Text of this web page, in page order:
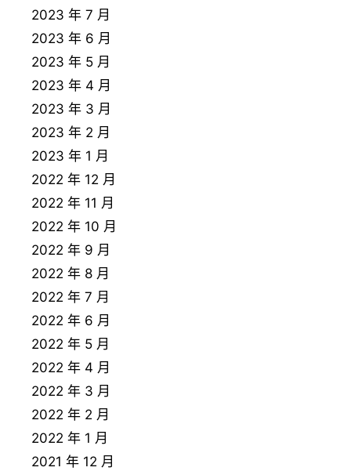
2023 年 7 月
2023 年 6 月
2023 年 5 月
2023 年 4 月
2023 年 3 月
2023 年 2 月
2023 年 1 月
2022 年 12 月
2022 年 11 月
2022 年 10 月
2022 年 9 月
2022 年 8 月
2022 年 7 月
2022 年 6 月
2022 年 5 月
2022 年 4 月
2022 年 3 月
2022 年 2 月
2022 年 1 月
2021 年 12 月